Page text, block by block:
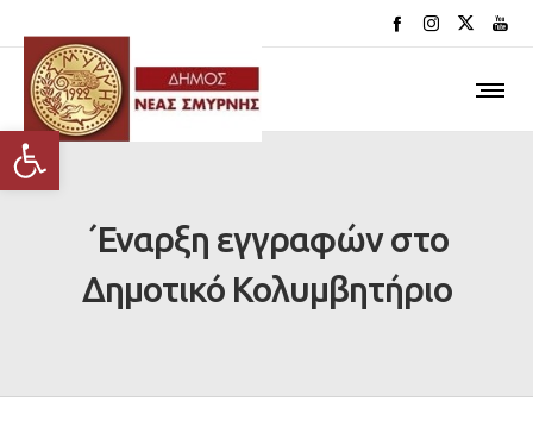
Ανοίξτε τη γραμμή εργαλείων
΄Εναρξη εγγραφών στο
Δημοτικό Κολυμβητήριο